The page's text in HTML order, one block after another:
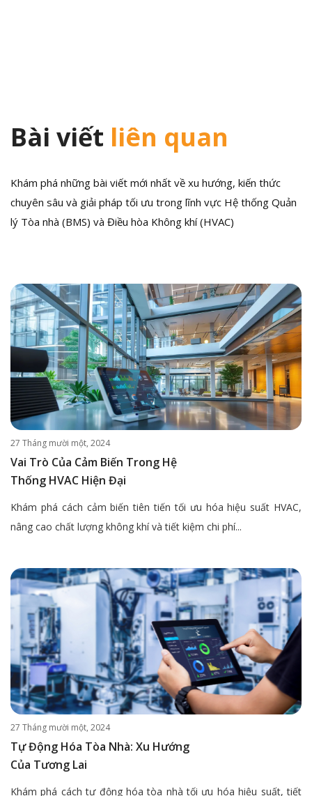
Bài viết liên quan
Khám phá những bài viết mới nhất về xu hướng, kiến thức
chuyên sâu và giải pháp tối ưu trong lĩnh vực Hệ thống Quản
lý Tòa nhà (BMS) và Điều hòa Không khí (HVAC)
27 Tháng mười một, 2024
Vai Trò Của Cảm Biến Trong Hệ
Thống HVAC Hiện Đại
Khám phá cách cảm biến tiên tiến tối ưu hóa hiệu suất HVAC,
nâng cao chất lượng không khí và tiết kiệm chi phí...
27 Tháng mười một, 2024
Tự Động Hóa Tòa Nhà: Xu Hướng
Của Tương Lai
Khám phá cách tự động hóa tòa nhà tối ưu hóa hiệu suất, tiết